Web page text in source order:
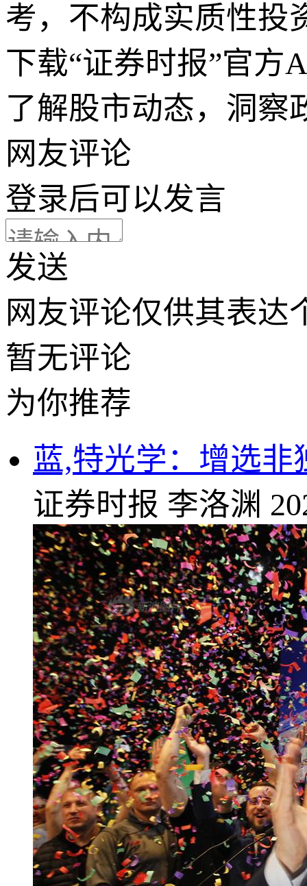
考，不构成实质性投
下载“证券时报”官方
了解股市动态，洞察
网友评论
登录后可以发言
发送
网友评论仅供其表达
暂无评论
为你推荐
蓝,特光学：增选非
证券时报 李洛渊